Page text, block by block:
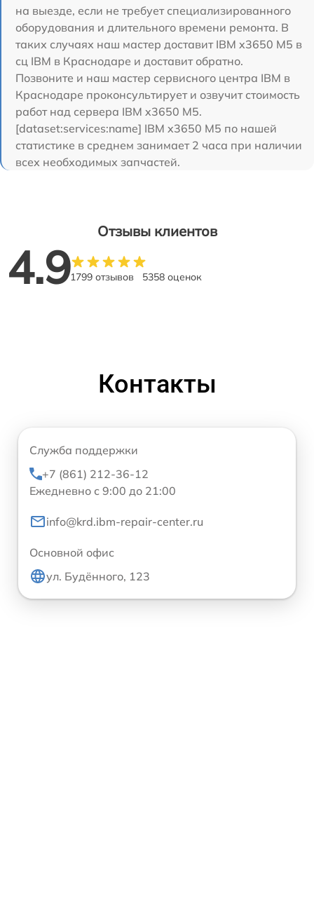
на выезде, если не требует специализированного
оборудования и длительного времени ремонта. В
таких случаях наш мастер доставит IBM x3650 M5 в
сц IBM в Краснодаре и доставит обратно.
Позвоните и наш мастер сервисного центра IBM в
Краснодаре проконсультирует и озвучит стоимость
работ над сервера IBM x3650 M5.
[dataset:services:name] IBM x3650 M5 по нашей
статистике в среднем занимает 2 часа при наличии
всех необходимых запчастей.
Отзывы клиентов
4.91799 отзывов 5358 оценок
Контакты
Служба поддержки
+7 (861) 212-36-12
Ежедневно с 9:00 до 21:00
info@krd.ibm-repair-center.ru
Основной офис
ул. Будённого, 123